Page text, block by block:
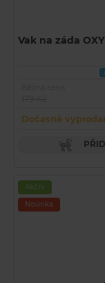
Vak na záda
U
Dočasně
Akční
Novinka